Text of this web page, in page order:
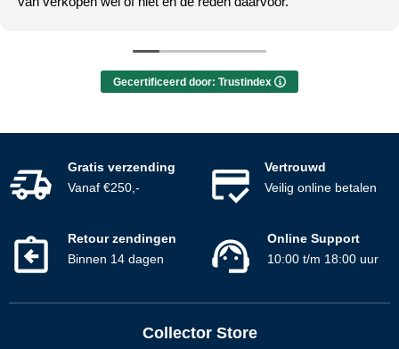
Gecertificeerd door: Trustindex
Gratis verzending
Vanaf €250,-
Vertrouwd
Veilig online betalen
Retour zendingen
Binnen 14 dagen
Online Support
10:00 t/m 18:00 uur
Collector Store